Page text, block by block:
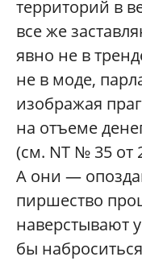
территорий в
все же
явно не в
не в моде,
изображая
на отъеме
(см. NT № 35 от
А они —
пиршество
наверстывают
бы